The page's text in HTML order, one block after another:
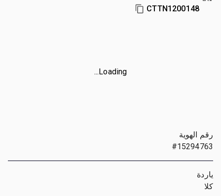
CTTN1200148
Loading...
رقم الهوية
#15294763
ياردة
كلا